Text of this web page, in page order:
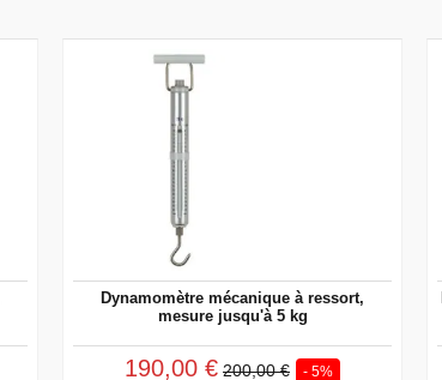
Dynamomètre mécanique à ressort,
mesure jusqu'à 5 kg
190,00 € 200,00 € - 5%